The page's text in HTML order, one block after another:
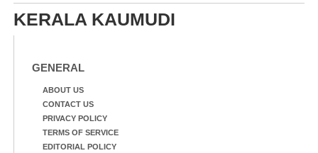
KERALA KAUMUDI
GENERAL
ABOUT US
CONTACT US
PRIVACY POLICY
TERMS OF SERVICE
EDITORIAL POLICY